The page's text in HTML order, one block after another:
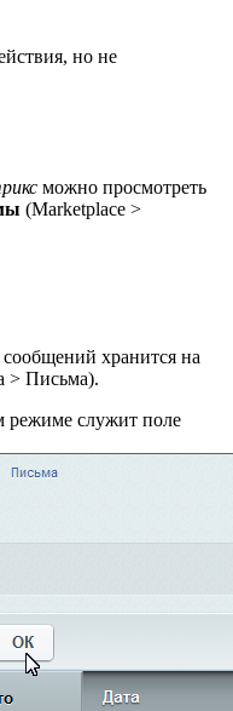
но не
можно просмотреть
(Marketplace >
хранится на
> Письма).
режиме служит поле